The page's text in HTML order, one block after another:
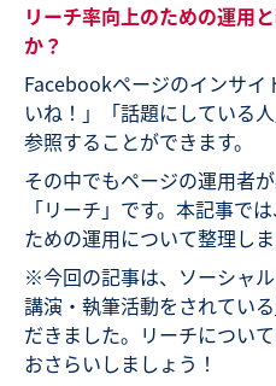
リーチ率向上のための運用
か？
Facebookページのインサイ
いね！」「話題にしている
参照することができます。
その中でもページの運用者
「リーチ」です。本記事で
ための運用について整理しま
※今回の記事は、ソーシャ
講演・執筆活動をされている
だきました。リーチについ
おさらいしましょう！